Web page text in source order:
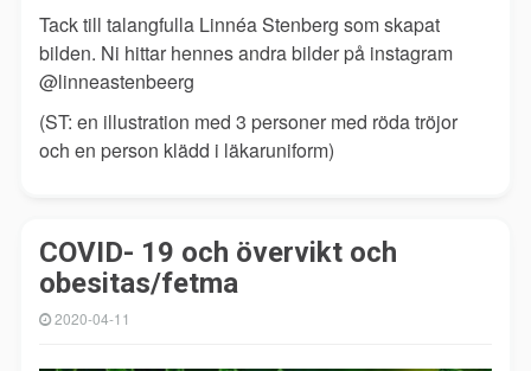
Tack till talangfulla Linnéa Stenberg som skapat
bilden. Ni hittar hennes andra bilder på instagram
@linneastenbeerg
(ST: en illustration med 3 personer med röda tröjor
och en person klädd i läkaruniform)
COVID- 19 och övervikt och
obesitas/fetma
2020-04-11